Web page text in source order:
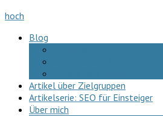
hoch
Blog
Artikel über Zielgruppen
Artikelserie: SEO für Einsteiger
Über mich